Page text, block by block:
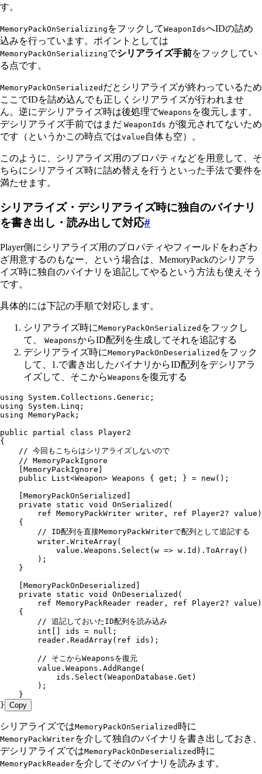
す。
MemoryPackOnSerializing をフックしてWeaponIdsへIDの詰め
込みを行っています。ポイントとしては
MemoryPackOnSerializingでシリアライズ手前をフックしてい
る点です。
MemoryPackOnSerialized だとシリアライズが終わっているため
ここでIDを詰め込んでも正しくシリアライズが行われませ
ん。逆にデシリアライズ時は後処理でWeapons を復元します。
デシリアライズ手前ではまだ WeaponIds が復元されてないため
です（というかこの時点ではvalue 自体も空）。
このように、シリアライズ用のプロパティなどを用意して、そ
ちらにシリアライズ時に詰め替えを行うといった手法で要件を
満たせます。
シリアライズ・デシリアライズ時に独自のバイナリ
を書き出し・読み出して対応#
Player側にシリアライズ用のプロパティやフィールドをわざわ
ざ用意するのもなー、という場合は、MemoryPackのシリアラ
イズ時に独自のバイナリを追記してやるという方法も使えそう
です。
具体的には下記の手順で対応します。
シリアライズ時にMemoryPackOnSerialized をフックし
て、 WeaponsからID配列を生成してそれを追記する
デシリアライズ時にMemoryPackOnDeserialized をフック
して、1.で書き出したバイナリからID配列をデシリアラ
イズして、そこからWeapons を復元する
using System . Collections . Generic ;
using System . Linq ;
using MemoryPack ;
public partial class Player2
{
    // 今回もこちらはシリアライズしないので
    // MemoryPackIgnore
MemoryPackIgnore
    public
List<Weapon> Weapons { get ; } = new();
MemoryPackOnSerialized
    private
static void OnSerialized (
        ref
MemoryPackWriter writer , ref Player2? value)
    {
        // ID配列を直接MemoryPackWriterで配列として追記する
        writer
. WriteArray(
            value
. Weapons . Select (w => w . Id ) . ToArray()
        );
    }
MemoryPackOnDeserialized
    private
static void OnDeserialized (
        ref
MemoryPackReader reader , ref Player2? value)
    {
        // 追記しておいたID配列を読み込み
        int
[] ids = null ;
        reader
. ReadArray( ref ids);
        // そこからWeaponsを復元
        value
. Weapons . AddRange (
            ids
. Select ( WeaponDatabase . Get )
        );
    }
} Copy
シリアライズではMemoryPackOnSerialized 時に
MemoryPackWriterを介して独自のバイナリを書き出しておき、
デシリアライズではMemoryPackOnDeserialized 時に
MemoryPackReaderを介してそのバイナリを読みます。